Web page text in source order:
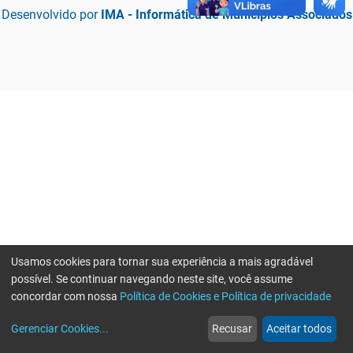
Desenvolvido por IMA - Informática de Municípios Associados
web
Notícias
more_horiz
Mais
Usamos cookies para tornar sua experiência a mais agradável
possível. Se continuar navegando neste site, você assume
concordar com nossa Política de Cookies e Política de privacidade
Gerenciar Cookies... Recusar Aceitar todos
Erro ao enviar informações, por favor tente novamente